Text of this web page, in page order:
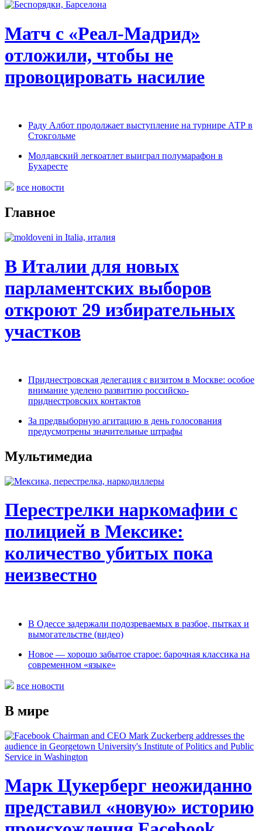
Матч с «Реал-Мадрид»
отложили, чтобы не
провоцировать насилие
Раду Албот продолжает выступление на турнире АТР в
Стокгольме
Молдавский легкоатлет выиграл полумарафон в
Бухаресте
все новости
Главное
В Италии для новых
парламентских выборов
откроют 29 избирательных
участков
Приднестровская делегация с визитом в Москве: особое
внимание уделено развитию российско-
приднестровских контактов
За предвыборную агитацию в день голосования
предусмотрены значительные штрафы
Мультимедиа
Перестрелки наркомафии с
полицией в Мексике:
количество убитых пока
неизвестно
В Одессе задержали подозреваемых в разбое, пытках и
вымогательстве (видео)
Новое — хорошо забытое старое: барочная классика на
современном «языке»
все новости
В мире
Марк Цукерберг неожиданно
представил «новую» историю